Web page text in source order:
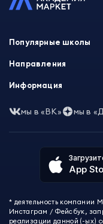
App
* деятельность компании
Инстаграм / Фейсбук,
реализации данной (-ых)
Популярные школы
Skillbox
XYZ School
Skillfactory
Talentsy
ProductStar
Бруноям
EDPRO
Направления
Программирование
Маркетинг
Аналитика
Другие профессии
Красота и здоровье
Для детей и
Информация
Часто задаваемые
Пользовательское
Политика обработки
Избранные курсы
Акции и скидки
О проекте
Контакты
мы в «ВК» мы в